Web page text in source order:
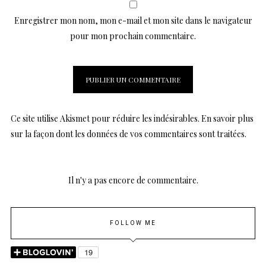
Enregistrer mon nom, mon e-mail et mon site dans le navigateur
pour mon prochain commentaire.
Ce site utilise Akismet pour réduire les indésirables. En savoir plus
sur la façon dont les données de vos commentaires sont traitées.
Il n'y a pas encore de commentaire.
FOLLOW ME